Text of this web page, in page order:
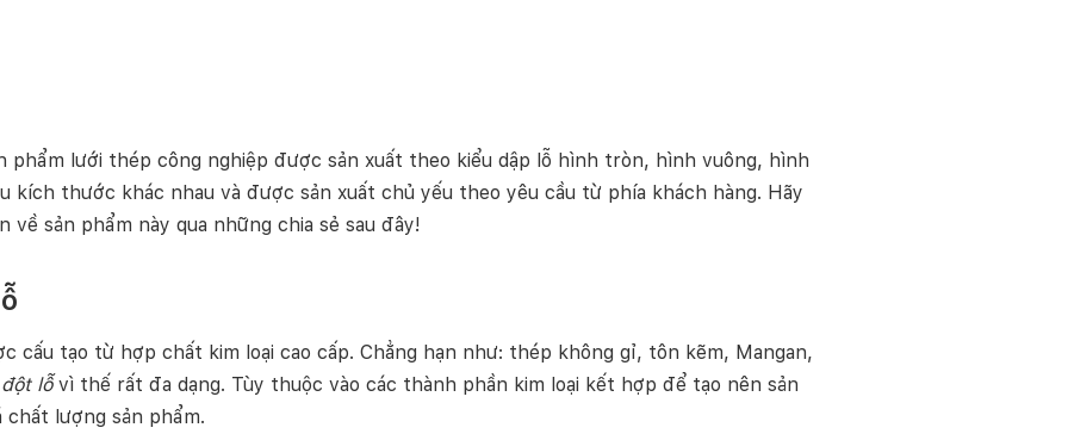
phẩm lưới thép công nghiệp được sản xuất theo kiểu dập lỗ hình tròn, hình vuông, hình
kích thước khác nhau và được sản xuất chủ yếu theo yêu cầu từ phía khách hàng. Hãy
sản phẩm này qua những chia sẻ sau đây!
cấu tạo từ hợp chất kim loại cao cấp. Chẳng hạn như: thép không gỉ, tôn kẽm, Mangan,
lỗvì thế rất đa dạng. Tùy thuộc vào các thành phần kim loại kết hợp để tạo nên sản
lượng sản phẩm.